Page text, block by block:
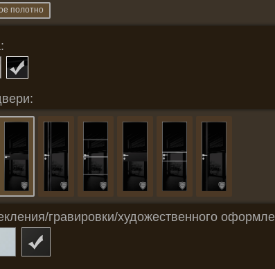
полотно
гравировки/художественного